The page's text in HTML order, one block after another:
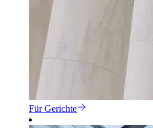
Für Gerichte